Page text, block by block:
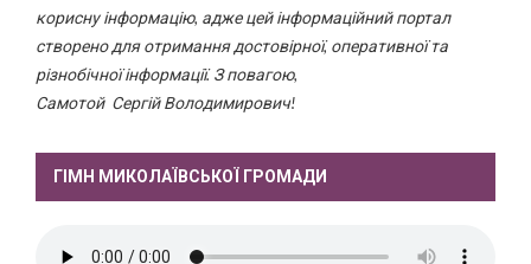
корисну інформацію, адже цей інформаційний портал
створено для отримання достовірної, оперативної та
різнобічної інформації. З повагою,
Самотой Сергій Володимирович!
ГІМН МИКОЛАЇВСЬКОЇ ГРОМАДИ